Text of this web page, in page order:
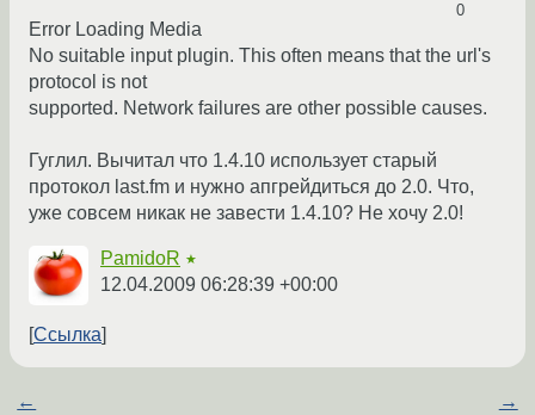
0
Error Loading Media
No suitable input plugin. This often means that the url's
protocol is not
supported. Network failures are other possible causes.
Гуглил. Вычитал что 1.4.10 использует старый
протокол last.fm и нужно апгрейдиться до 2.0. Что,
уже совсем никак не завести 1.4.10? Не хочу 2.0!
PamidoR ★
12.04.2009 06:28:39 +00:00
Ссылка
← →